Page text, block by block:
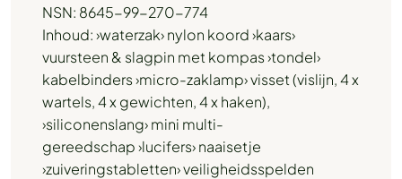
NSN: 8645-99-270-774
Inhoud: ›waterzak› nylon koord ›kaars›
vuursteen & slagpin met kompas ›tondel›
kabelbinders ›micro-zaklamp› visset (vislijn, 4 x
wartels, 4 x gewichten, 4 x haken),
›siliconenslang› mini multi-
gereedschap ›lucifers› naaisetje
›zuiveringstabletten› veiligheidsspelden